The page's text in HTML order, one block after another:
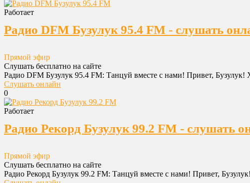
Работает
Радио DFM Бузулук 95.4 FM - слушать
Прямой эфир
Слушать бесплатно на сайте
Радио DFM Бузулук 95.4 FM: Танцуй вместе с нами! Привет,
Слушать онлайн
0
Работает
Радио Рекорд Бузулук 99.2 FM - слушать
Прямой эфир
Слушать бесплатно на сайте
Радио Рекорд Бузулук 99.2 FM: Танцуй вместе с нами! Привет,